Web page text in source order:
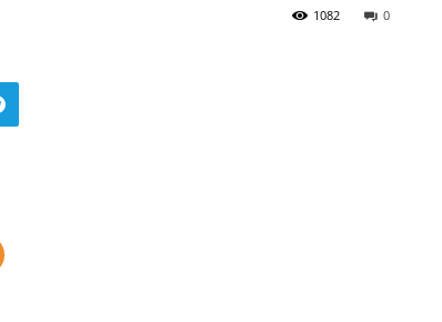
0
1082